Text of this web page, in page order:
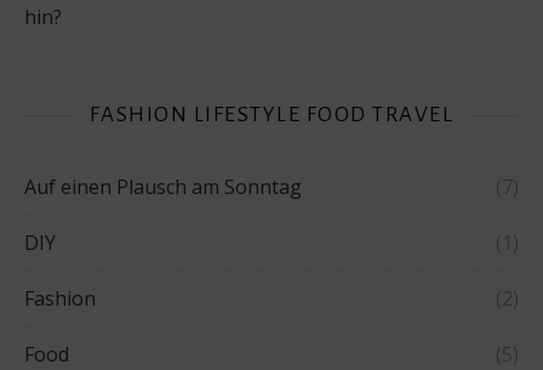
hin?
FASHION LIFESTYLE FOOD TRAVEL
Auf einen Plausch am Sonntag (7)
DIY (1)
Fashion (2)
Food (5)